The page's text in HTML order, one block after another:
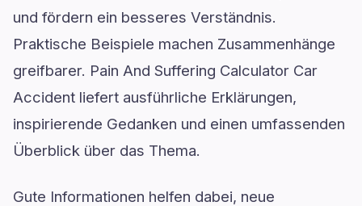
und fördern ein besseres Verständnis.
Praktische Beispiele machen Zusammenhänge
greifbarer. Pain And Suffering Calculator Car
Accident liefert ausführliche Erklärungen,
inspirierende Gedanken und einen umfassenden
Überblick über das Thema.
Gute Informationen helfen dabei, neue